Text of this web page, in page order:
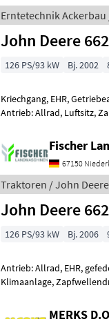
Erntetechnik
John Deere
126 PS/93 kW Bj. 2002
Kriechgang, EHR,
Antrieb: Allrad, Luftsitz,
Fischer
67150
Traktoren / John Deere
John Deere
126 PS/93 kW Bj. 2006
Antrieb: Allrad, EHR,
Klimaanlage,
MERKS